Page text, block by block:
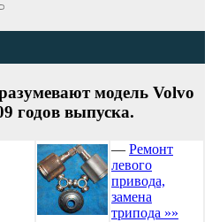
модель Volvo
годов выпуска.
— Ремонт
левого
привода,
замена
трипода »»